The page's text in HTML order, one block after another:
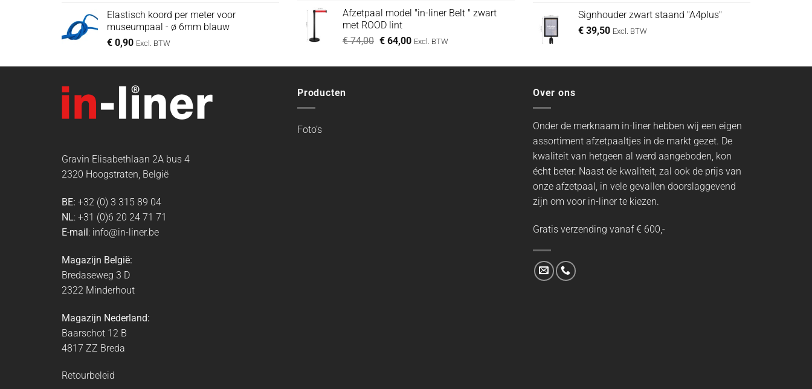
Elastisch koord per meter voor
museumpaal - ø 6mm blauw
€ 0,90 Excl. BTW
Afzetpaal model "in-liner Belt " zwart
met ROOD lint
€74,00 Oorspronkelijke
was:
€64,00Huidige
is:
Excl. BTW
Signhouder zwart staand "A4plus"
€ 39,50 Excl. BTW
Gravin Elisabethlaan 2A bus 4
2320 Hoogstraten, België
BE: +32 (0) 3 315 89 04
NL: +31 (0)6 20 24 71 71
E-mail: info@in-liner.be
Magazijn België:
Bredaseweg 3 D
2322 Minderhout
Magazijn Nederland:
Baarschot 12 B
4817 ZZ Breda
Retourbeleid
Producten
Foto’s
Over ons
Onder de merknaam in-liner hebben wij een eigen
assortiment afzetpaaltjes in de markt gezet. De
kwaliteit van hetgeen al werd aangeboden, kon
écht beter. Naast de kwaliteit, zal ook de prijs van
onze afzetpaal, in vele gevallen doorslaggevend
zijn om voor in-liner te kiezen.
Gratis verzending vanaf € 600,-